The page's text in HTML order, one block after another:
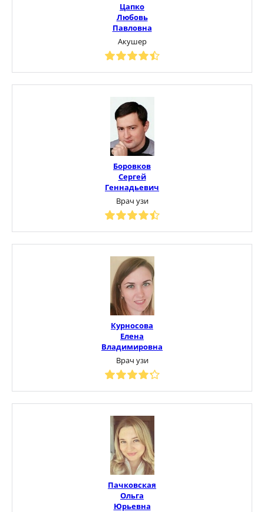
Цапко
Любовь
Павловна
Акушер
Боровков
Сергей
Геннадьевич
Врач узи
Курносова
Елена
Владимировна
Врач узи
Пачковская
Ольга
Юрьевна